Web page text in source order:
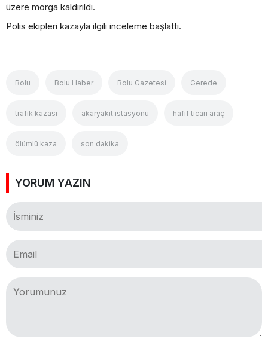
üzere morga kaldırıldı.
Polis ekipleri kazayla ilgili inceleme başlattı.
Bolu Bolu Haber Bolu Gazetesi Gerede
trafik kazası akaryakıt istasyonu hafif ticari araç
ölümlü kaza son dakika
YORUM YAZIN